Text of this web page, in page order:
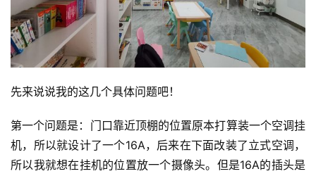
先来说说我的这几个具体问题吧！
第一个问题是：门口靠近顶棚的位置原本打算装一个空调挂
机，所以就设计了一个16A，后来在下面改装了立式空调，
所以我就想在挂机的位置放一个摄像头。但是16A的插头是